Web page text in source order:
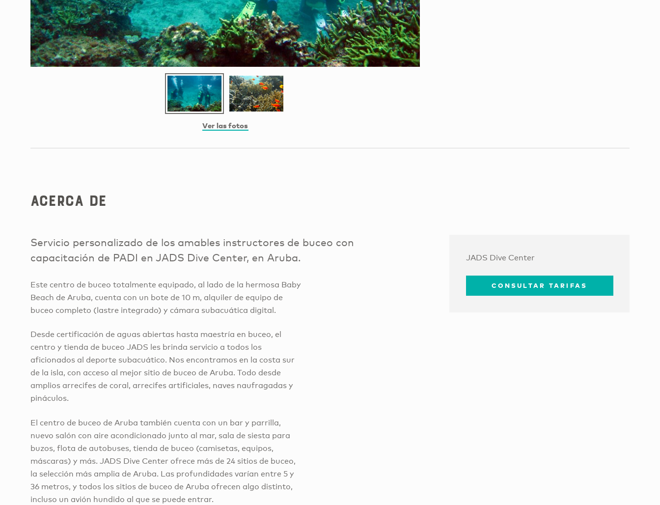
Ver las fotos
Acerca de
Servicio personalizado de los amables instructores de buceo con
capacitación de PADI en JADS Dive Center, en Aruba.
Este centro de buceo totalmente equipado, al lado de la hermosa Baby
Beach de Aruba, cuenta con un bote de 10 m, alquiler de equipo de
buceo completo (lastre integrado) y cámara subacuática digital.
Desde certificación de aguas abiertas hasta maestría en buceo, el
centro y tienda de buceo JADS les brinda servicio a todos los
aficionados al deporte subacuático. Nos encontramos en la costa sur
de la isla, con acceso al mejor sitio de buceo de Aruba. Todo desde
amplios arrecifes de coral, arrecifes artificiales, naves naufragadas y
pináculos.
El centro de buceo de Aruba también cuenta con un bar y parrilla,
nuevo salón con aire acondicionado junto al mar, sala de siesta para
buzos, flota de autobuses, tienda de buceo (camisetas, equipos,
máscaras) y más. JADS Dive Center ofrece más de 24 sitios de buceo,
la selección más amplia de Aruba. Las profundidades varían entre 5 y
36 metros, y todos los sitios de buceo de Aruba ofrecen algo distinto,
incluso un avión hundido al que se puede entrar.
JADS Dive Center
CONSULTAR TARIFAS